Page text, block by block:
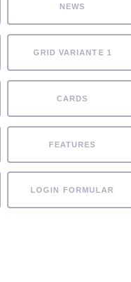
NEWS
GRID VARIANTE 1
CARDS
FEATURES
LOGIN FORMULAR